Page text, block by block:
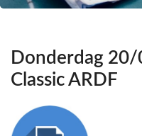
Donderdag
Classic ARDF